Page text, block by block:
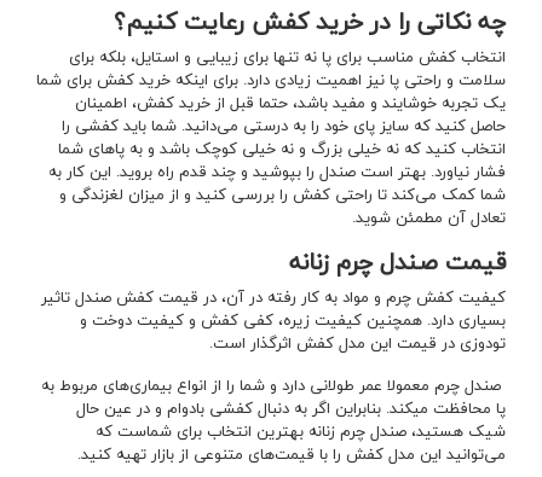
چه نکاتی را در خرید کفش رعایت کنیم؟
انتخاب کفش مناسب برای پا نه تنها برای زیبایی و استایل، بلکه برای
سلامت و راحتی پا نیز اهمیت زیادی دارد. برای اینکه خرید کفش برای شما
یک تجربه خوشایند و مفید باشد، حتما قبل از خرید کفش، اطمینان
حاصل کنید که سایز پای خود را به درستی می‌دانید. شما باید کفشی را
انتخاب کنید که نه خیلی بزرگ و نه خیلی کوچک باشد و به پاهای شما
فشار نیاورد. بهتر است صندل را‌ بپوشید و چند قدم راه بروید. این کار به
شما کمک می‌کند تا راحتی کفش را بررسی کنید و از میزان لغزندگی و
تعادل آن مطمئن شوید.
قیمت صندل چرم زنانه
کیفیت کفش چرم و مواد به کار رفته در آن، در قیمت کفش صندل تاثیر
بسیاری دارد. همچنین کیفیت زیره، کفی کفش و کیفیت دوخت و
تودوزی در قیمت این مدل کفش اثرگذار است.
صندل چرم معمولا عمر طولانی دارد و شما را از انواع بیماری‌های مربوط به
پا محافظت می‎کند. بنابراین اگر به دنبال کفشی بادوام و در عین حال
شیک هستید، صندل چرم زنانه بهترین انتخاب برای شماست که
می‌توانید این مدل کفش را با قیمت‌های متنوعی از بازار تهیه کنید.